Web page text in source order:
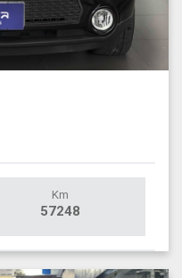
Km
57248